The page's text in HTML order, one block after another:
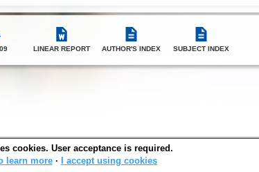
LINEAR REPORT AUTHOR'S INDEX SUBJECT INDEX
SOWA OPAC v. 6.11.4 (2026-05-31)
Generated in 0,2958 s.
cookies. User acceptance is required.
learn more∙ I accept using cookies